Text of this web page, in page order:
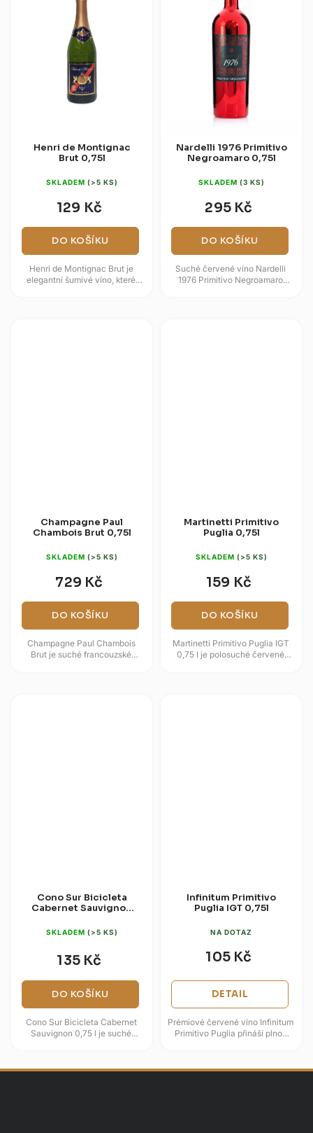
Henri de Montignac
Brut 0,75l
SKLADEM (>5 KS)
129 Kč
DO KOŠÍKU
Henri de Montignac Brut je
elegantní šumivé víno, které
Nardelli 1976 Primitivo
Negroamaro 0,75l
SKLADEM (3 KS)
295 Kč
DO KOŠÍKU
Suché červené víno Nardelli
1976 Primitivo Negroamaro
Champagne Paul
Chambois Brut 0,75l
SKLADEM (>5 KS)
729 Kč
DO KOŠÍKU
Champagne Paul Chambois
Brut je suché francouzské
Martinetti Primitivo
Puglia 0,75l
SKLADEM (>5 KS)
159 Kč
DO KOŠÍKU
Martinetti Primitivo Puglia IGT
0,75 l je polosuché červené
Cono Sur Bicicleta
Cabernet Sauvignon
SKLADEM (>5 KS)
135 Kč
DO KOŠÍKU
Cono Sur Bicicleta Cabernet
Sauvignon 0,75 l je suché
koření....
Infinitum Primitivo
Puglia IGT 0,75l
NA DOTAZ
105 Kč
DETAIL
Prémiové červené víno Infinitum
Primitivo Puglia přináší plnou